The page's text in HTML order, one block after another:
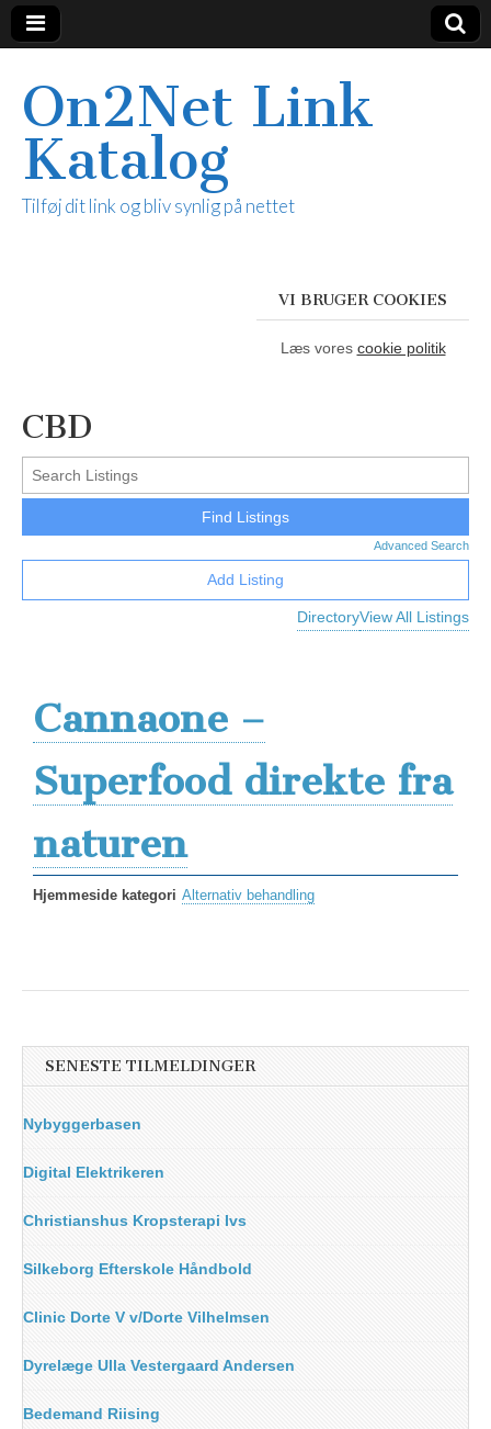
On2Net Link
Katalog
Tilføj dit link og bliv synlig på nettet
VI BRUGER COOKIES
Læs vores cookie politik
CBD
Advanced Search
DirectoryView All Listings
Add Listing
Cannaone –
Superfood direkte fra
naturen
Hjemmeside kategori Alternativ behandling
SENESTE TILMELDINGER
Nybyggerbasen
Digital Elektrikeren
Christianshus Kropsterapi Ivs
Silkeborg Efterskole Håndbold
Clinic Dorte V v/Dorte Vilhelmsen
Dyrelæge Ulla Vestergaard Andersen
Bedemand Riising